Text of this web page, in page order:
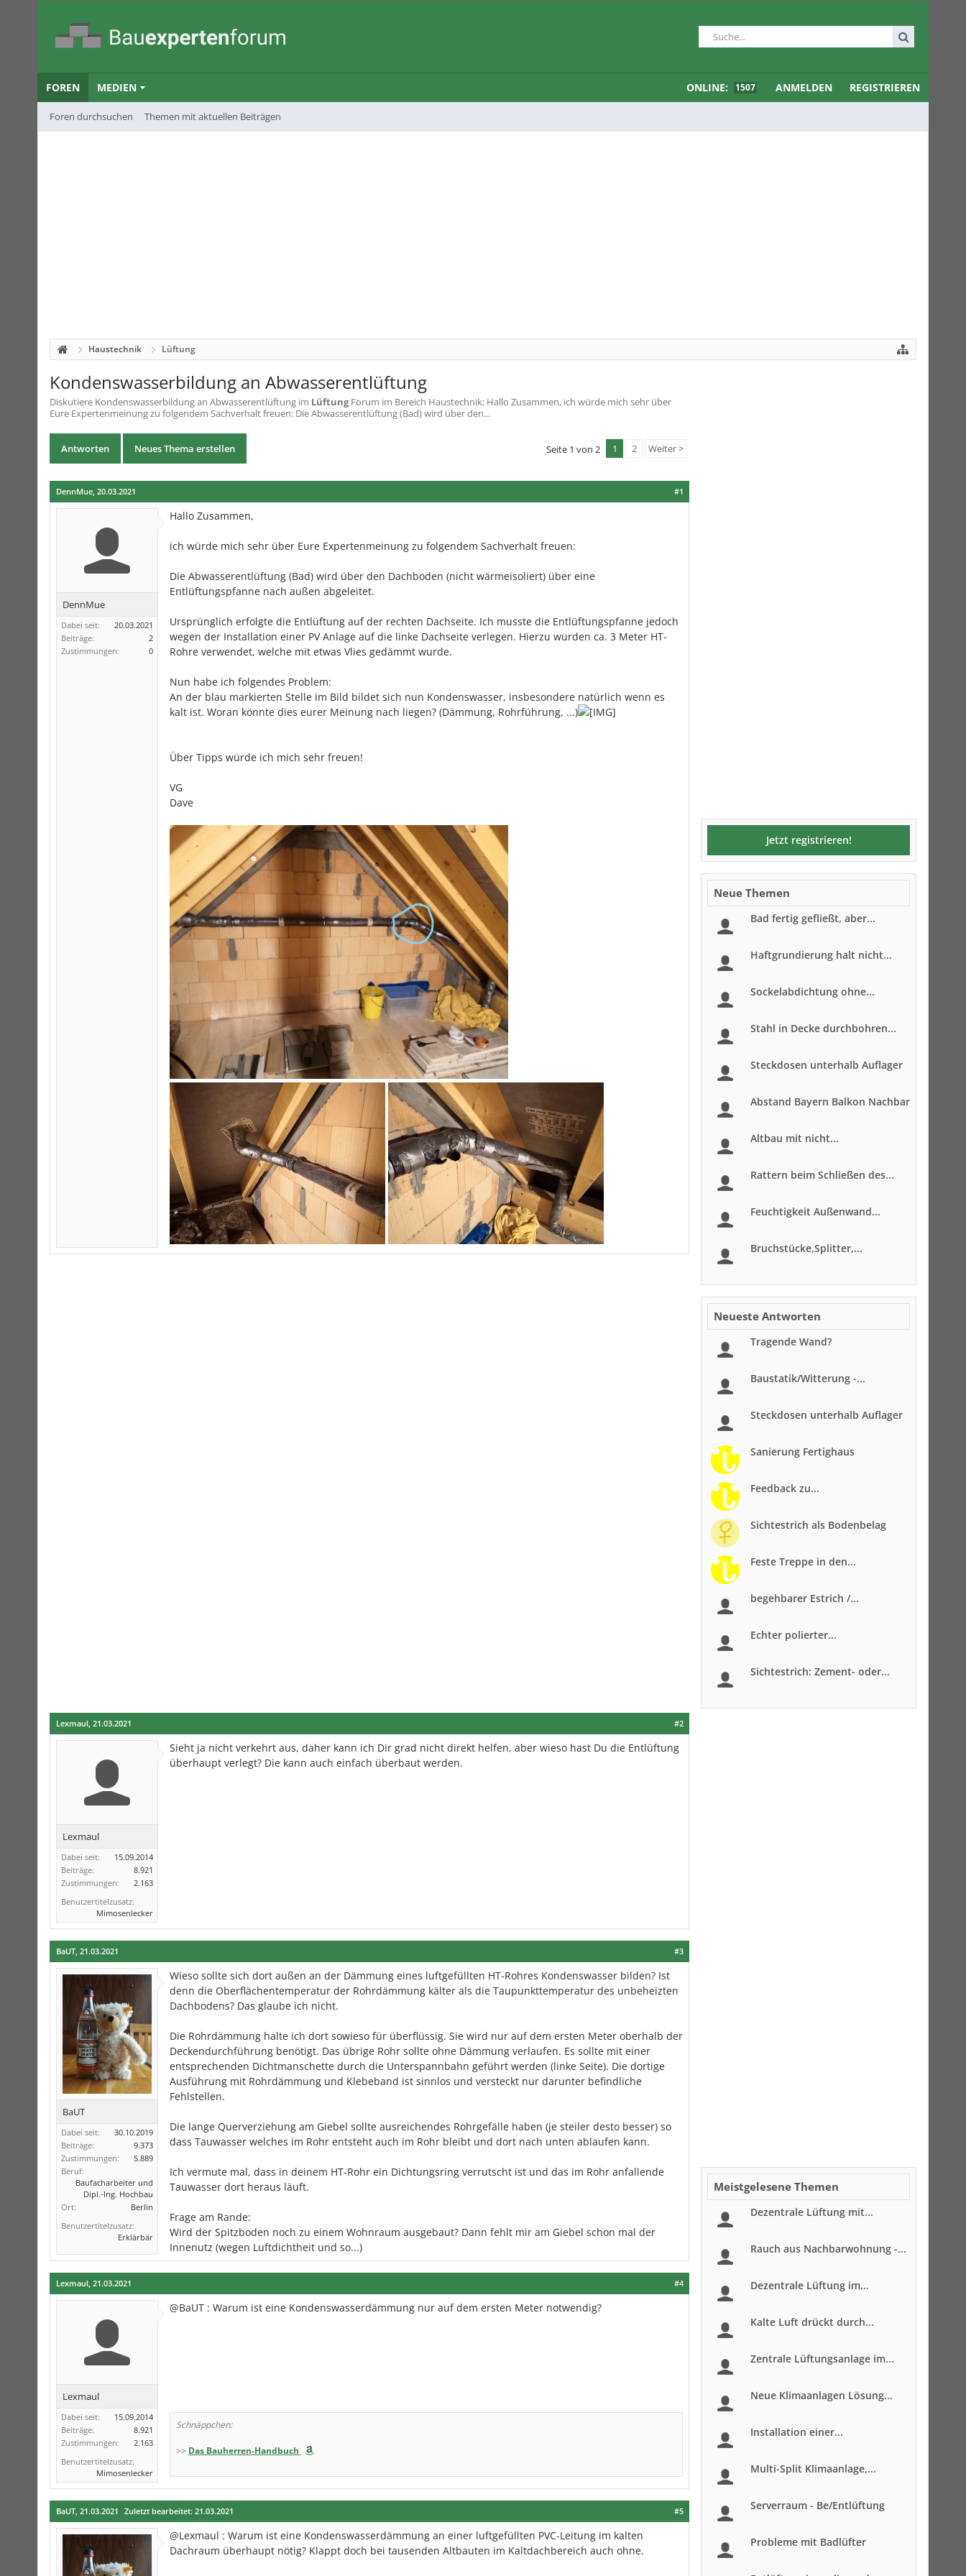
FOREN
Foren durchsuchen Themen mit aktuellen Beiträgen
MEDIEN ONLINE: 1507 ANMELDEN REGISTRIEREN
Haustechnik Lüftung
Kondenswasserbildung an Abwasserentlüftung
Diskutiere Kondenswasserbildung an Abwasserentlüftung im Lüftung Forum im Bereich Haustechnik; Hallo Zusammen, ich würde mich sehr über
Eure Expertenmeinung zu folgendem Sachverhalt freuen: Die Abwasserentlüftung (Bad) wird über den...
Antworten Neues Thema erstellen Seite 1 von 2 1 2 Weiter >
#1
DennMue, 20.03.2021
DennMue
Dabei seit:
20.03.2021
Beiträge:
2
Zustimmungen:
0
Hallo Zusammen,
ich würde mich sehr über Eure Expertenmeinung zu folgendem Sachverhalt freuen:
Die Abwasserentlüftung (Bad) wird über den Dachboden (nicht wärmeisoliert) über eine
Entlüftungspfanne nach außen abgeleitet.
Ursprünglich erfolgte die Entlüftung auf der rechten Dachseite. Ich musste die Entlüftungspfanne jedoch
wegen der Installation einer PV Anlage auf die linke Dachseite verlegen. Hierzu wurden ca. 3 Meter HT-
Rohre verwendet, welche mit etwas Vlies gedämmt wurde.
Nun habe ich folgendes Problem:
An der blau markierten Stelle im Bild bildet sich nun Kondenswasser, insbesondere natürlich wenn es
kalt ist. Woran könnte dies eurer Meinung nach liegen? (Dämmung, Rohrführung, ...)
Über Tipps würde ich mich sehr freuen!
VG
Dave
#2
Lexmaul, 21.03.2021
Lexmaul
Dabei seit:
15.09.2014
Beiträge:
8.921
Zustimmungen:
2.163
Benutzertitelzusatz:
Mimosenlecker
Sieht ja nicht verkehrt aus, daher kann ich Dir grad nicht direkt helfen, aber wieso hast Du die Entlüftung
überhaupt verlegt? Die kann auch einfach überbaut werden.
#3
BaUT, 21.03.2021
BaUT
Dabei seit:
30.10.2019
Beiträge:
9.373
Zustimmungen:
5.889
Beruf:
Baufacharbeiter und
Dipl.-Ing. Hochbau
Ort:
Berlin
Benutzertitelzusatz:
Erklärbär
Wieso sollte sich dort außen an der Dämmung eines luftgefüllten HT-Rohres Kondenswasser bilden? Ist
denn die Oberflächentemperatur der Rohrdämmung kälter als die Taupunkttemperatur des unbeheizten
Dachbodens? Das glaube ich nicht.
Die Rohrdämmung halte ich dort sowieso für überflüssig. Sie wird nur auf dem ersten Meter oberhalb der
Deckendurchführung benötigt. Das übrige Rohr sollte ohne Dämmung verlaufen. Es sollte mit einer
entsprechenden Dichtmanschette durch die Unterspannbahn geführt werden (linke Seite). Die dortige
Ausführung mit Rohrdämmung und Klebeband ist sinnlos und versteckt nur darunter befindliche
Fehlstellen.
Die lange Querverziehung am Giebel sollte ausreichendes Rohrgefälle haben (je steiler desto besser) so
dass Tauwasser welches im Rohr entsteht auch im Rohr bleibt und dort nach unten ablaufen kann.
Ich vermute mal, dass in deinem HT-Rohr ein Dichtungsring verrutscht ist und das im Rohr anfallende
Tauwasser dort heraus läuft.
Frage am Rande:
Wird der Spitzboden noch zu einem Wohnraum ausgebaut? Dann fehlt mir am Giebel schon mal der
Innenutz (wegen Luftdichtheit und so...)
#4
Lexmaul, 21.03.2021
Lexmaul
Dabei seit:
15.09.2014
Beiträge:
8.921
Zustimmungen:
2.163
Benutzertitelzusatz:
Mimosenlecker
@BaUT : Warum ist eine Kondenswasserdämmung nur auf dem ersten Meter notwendig?
Schnäppchen:
>> Das Bauherren-Handbuch
#5
BaUT, 21.03.2021 Zuletzt bearbeitet: 21.03.2021
@Lexmaul : Warum ist eine Kondenswasserdämmung an einer luftgefüllten PVC-Leitung im kalten
Dachraum überhaupt nötig? Klappt doch bei tausenden Altbauten im Kaltdachbereich auch ohne.
Jetzt registrieren!
Neue Themen
Bad fertig gefließt, aber...
Haftgrundierung halt nicht...
Sockelabdichtung ohne...
Stahl in Decke durchbohren...
Steckdosen unterhalb Auflager
Abstand Bayern Balkon Nachbar
Altbau mit nicht...
Rattern beim Schließen des...
Feuchtigkeit Außenwand...
Bruchstücke,Splitter,...
Neueste Antworten
Tragende Wand?
Baustatik/Witterung -...
Steckdosen unterhalb Auflager
Sanierung Fertighaus
Feedback zu...
Sichtestrich als Bodenbelag
Feste Treppe in den...
begehbarer Estrich /...
Echter polierter...
Sichtestrich: Zement- oder...
Meistgelesene Themen
Dezentrale Lüftung mit...
Rauch aus Nachbarwohnung -...
Dezentrale Lüftung im...
Kalte Luft drückt durch...
Zentrale Lüftungsanlage im...
Neue Klimaanlagen Lösung...
Installation einer...
Multi-Split Klimaanlage,...
Serverraum - Be/Entlüftung
Probleme mit Badlüfter